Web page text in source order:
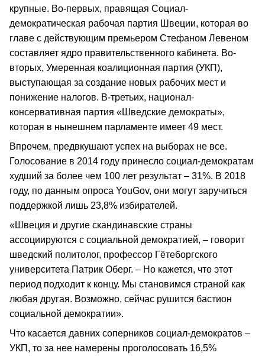
крупные. Во-первых, правящая Социал-
демократическая рабочая партия Швеции, которая во
главе с действующим премьером Стефаном Левеном
составляет ядро правительственного кабинета. Во-
вторых, Умеренная коалиционная партия (УКП),
выступающая за создание новых рабочих мест и
понижение налогов. В-третьих, национал-
консервативная партия «Шведские демократы»,
которая в нынешнем парламенте имеет 49 мест.
Впрочем, предвкушают успех на выборах не все.
Голосование в 2014 году принесло социал-демократам
худший за более чем 100 лет результат – 31%. В 2018
году, по данным опроса YouGov, они могут заручиться
поддержкой лишь 23,8% избирателей.
«Швеция и другие скандинавские страны
ассоциируются с социальной демократией, – говорит
шведский политолог, профессор Гётеборгского
университета Патрик Оберг. – Но кажется, что этот
период подходит к концу. Мы становимся страной как
любая другая. Возможно, сейчас рушится бастион
социальной демократии».
Что касается давних соперников социал-демократов –
УКП, то за нее намерены проголосовать 16,5%